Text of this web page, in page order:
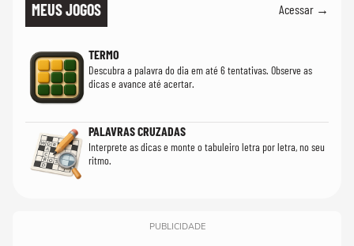
MEUS JOGOS Acessar →
TERMO
Descubra a palavra do dia em até 6 tentativas. Observe as
dicas e avance até acertar.
PALAVRAS CRUZADAS
Interprete as dicas e monte o tabuleiro letra por letra, no seu
ritmo.
PUBLICIDADE